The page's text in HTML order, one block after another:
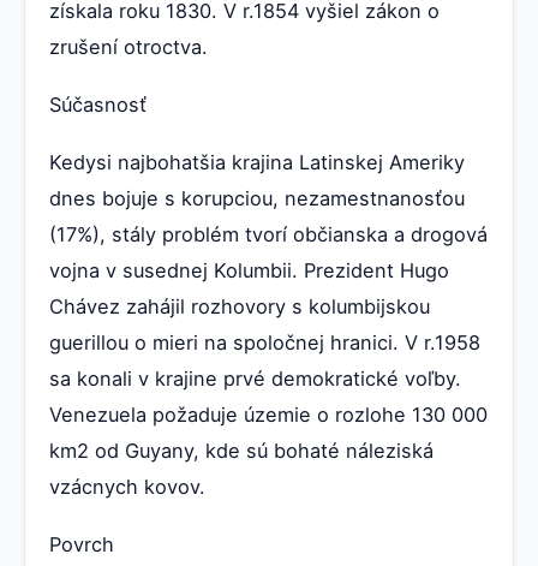
získala roku 1830. V r.1854 vyšiel zákon o
zrušení otroctva.
Súčasnosť
Kedysi najbohatšia krajina Latinskej Ameriky
dnes bojuje s korupciou, nezamestnanosťou
(17%), stály problém tvorí občianska a drogová
vojna v susednej Kolumbii. Prezident Hugo
Chávez zahájil rozhovory s kolumbijskou
guerillou o mieri na spoločnej hranici. V r.1958
sa konali v krajine prvé demokratické voľby.
Venezuela požaduje územie o rozlohe 130 000
km2 od Guyany, kde sú bohaté náleziská
vzácnych kovov.
Povrch